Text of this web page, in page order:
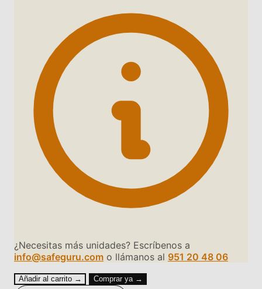
¿Necesitas más unidades? Escríbenos a
info@safeguru.com o llámanos al 951 20 48 06
Añadir al carrito → Comprar ya →